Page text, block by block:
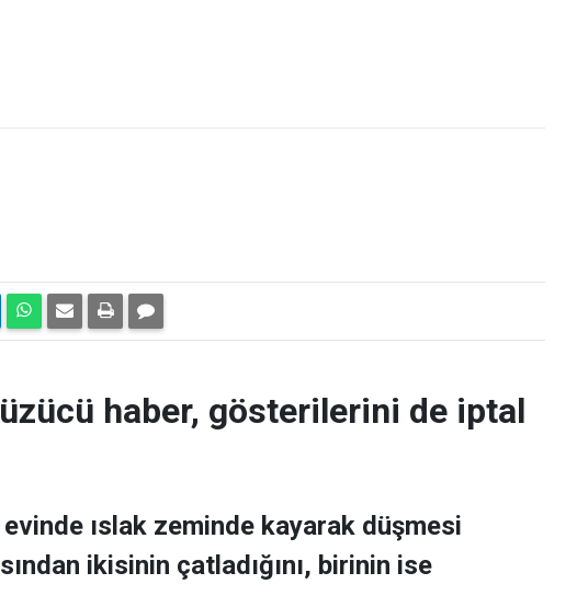
haber, gösterilerini de iptal
ıslak zeminde kayarak düşmesi
ikisinin çatladığını, birinin ise